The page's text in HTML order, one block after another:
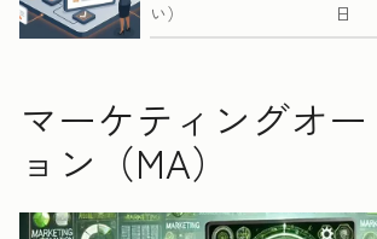
い）
日
マーケティングオ
ョン（MA）